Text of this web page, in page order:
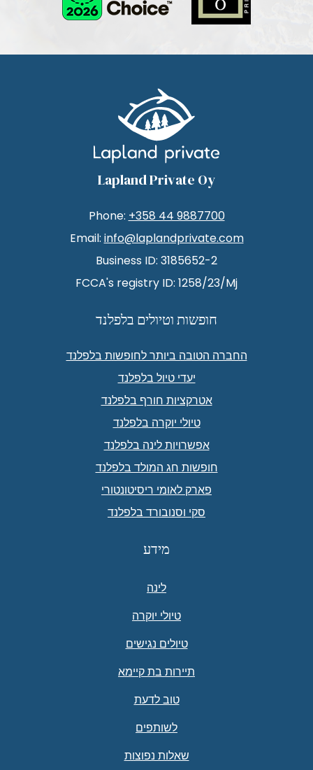
Lapland Private Oy
Phone: +358 44 9887700
Email: info@laplandprivate.com
Business ID: 3185652-2
FCCA's registry ID: 1258/23/Mj
חופשות וטיולים בלפלנד
החברה הטובה ביותר לחופשות בלפלנד
יעדי טיול בלפלנד
אטרקציות חורף בלפלנד
טיולי יוקרה בלפלנד
אפשרויות לינה בלפלנד
חופשות חג המולד בלפלנד
פארק לאומי ריסיטונטורי
סקי וסנובורד בלפלנד
מידע
לינה
טיולי יוקרה
טיולים נגישים
תיירות בת קיימא
טוב לדעת
לשותפים
שאלות נפוצות